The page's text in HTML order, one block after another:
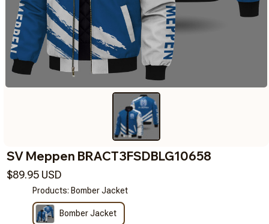
SV Meppen BRACT3FSDBLG10658
$89.95 USD
Products: Bomber Jacket
Bomber Jacket